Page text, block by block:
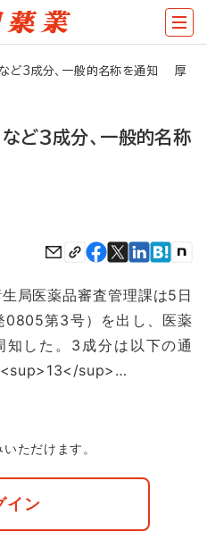
など3成分、一般的名称を通知 厚
など3成分、一般的名称
局医薬品審査管理課は5日
0805第3号）を出し、医薬
した。3成分は以下の通
sup>…
ただけます。
イン